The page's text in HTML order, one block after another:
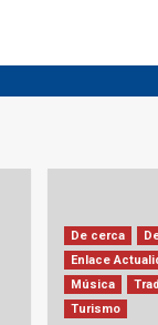
De cerca
Enlace
Música
Turismo